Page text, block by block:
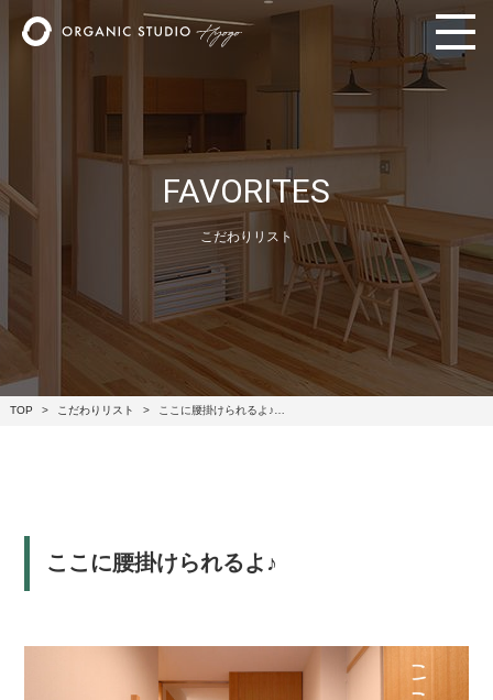
FAVORITES
こだわりリスト
TOP こだわりリスト ここに腰掛けられるよ♪…
ここに腰掛けられるよ♪